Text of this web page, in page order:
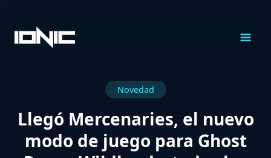
Contenido
Novedad
Llegó Mercenaries, el nuevo
modo de juego para Ghost